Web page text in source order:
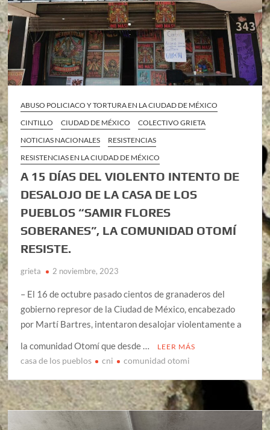
ABUSO POLICIACO Y TORTURA EN LA CIUDAD DE MÉXICO
CINTILLO
CIUDAD DE MÉXICO
COLECTIVO GRIETA
NOTICIAS NACIONALES
RESISTENCIAS
RESISTENCIAS EN LA CIUDAD DE MÉXICO
A 15 DÍAS DEL VIOLENTO INTENTO DE
DESALOJO DE LA CASA DE LOS
PUEBLOS “SAMIR FLORES
SOBERANES”, LA COMUNIDAD OTOMÍ
RESISTE.
grieta 2 noviembre, 2023
– El 16 de octubre pasado cientos de granaderos del
gobierno represor de la Ciudad de México, encabezado
por Martí Bartres, intentaron desalojar violentamente a
la comunidad Otomí que desde …
LEER MÁS
casa de los pueblos cni comunidad otomi